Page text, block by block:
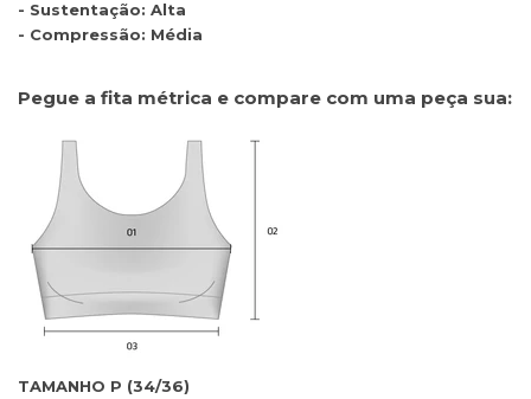
- Sustentação: Alta
- Compressão: Média
Pegue a fita métrica e compare com uma peça sua:
TAMANHO P (34/36)